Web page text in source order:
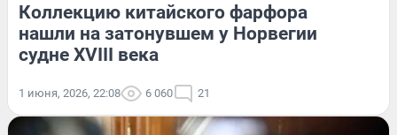
Коллекцию китайского фарфора
нашли на затонувшем у Норвегии
судне XVIII века
1 июня, 2026, 22:08 6 060 21